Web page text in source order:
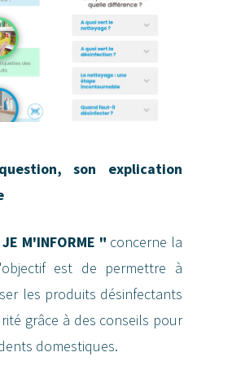
son explication
M'INFORME " concerne la
est de permettre à
les produits désinfectants
grâce à des conseils pour
domestiques.